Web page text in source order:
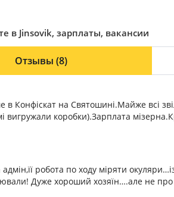
з думкою покупця, про те, що у
розуміти, що зайвого не переплатила,
рекомендованої/встановленої
або наявності титулів, необхідно
консультанти проведуть
відповідь предметно на питання
експерт у світі легкої
в Jinsovik, зарплаты, вакансии
Отзывы(8)
в Конфіскат на Святошині.Майже всі
вигружали коробки).Зарплата
робота по ходу міряти
Дуже хороший хозяїн….але не